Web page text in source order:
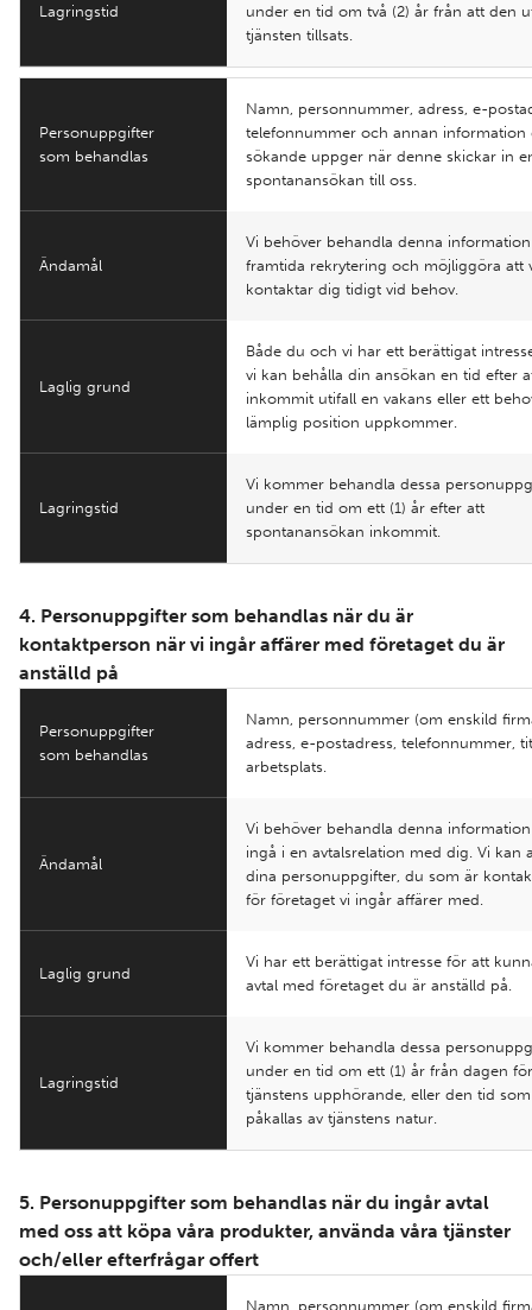
Lagringstid
under en tid om två (2) år från att den
tjänsten tillsats.
Personuppgifter
som behandlas
Namn, personnummer, adress, e-
telefonnummer och annan information
sökande uppger när denne skickar in
spontanansökan till oss.
Ändamål
Vi behöver behandla denna
framtida rekrytering och möjliggöra att
kontaktar dig tidigt vid behov.
Laglig grund
Både du och vi har ett berättigat
vi kan behålla din ansökan en tid efter
inkommit utifall en vakans eller ett
lämplig position uppkommer.
Lagringstid
Vi kommer behandla dessa
under en tid om ett (1) år efter att
spontanansökan inkommit.
4. Personuppgifter som behandlas när du är
kontaktperson när vi ingår affärer med företaget du är
anställd på
Personuppgifter
som behandlas
Namn, personnummer (om enskild
adress, e-postadress, telefonnummer,
arbetsplats.
Ändamål
Vi behöver behandla denna
ingå i en avtalsrelation med dig. Vi kan
dina personuppgifter, du som är
för företaget vi ingår affärer med.
Laglig grund
Vi har ett berättigat intresse för att
avtal med företaget du är anställd på.
Lagringstid
Vi kommer behandla dessa
under en tid om ett (1) år från dagen
tjänstens upphörande, eller den tid som
påkallas av tjänstens natur.
5. Personuppgifter som behandlas när du ingår avtal
med oss att köpa våra produkter, använda våra tjänster
och/eller efterfrågar offert
Namn, personnummer (om enskild